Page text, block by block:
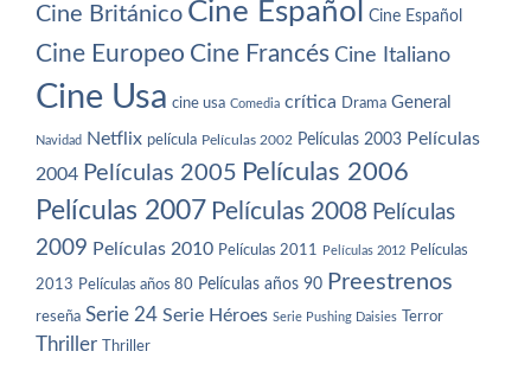
Cine Británico Cine Español Cine Español
Cine Europeo Cine Francés Cine Italiano
Cine Usa cine usa Comedia crítica Drama General
Navidad Netflix película Películas 2002 Películas 2003 Películas
2004 Películas 2005 Películas 2006
Películas 2007 Películas 2008 Películas
2009 Películas 2010 Películas 2011 Películas 2012 Películas
2013 Películas años 80 Películas años 90 Preestrenos
reseña Serie 24 Serie Héroes Serie Pushing Daisies Terror
Thriller Thriller